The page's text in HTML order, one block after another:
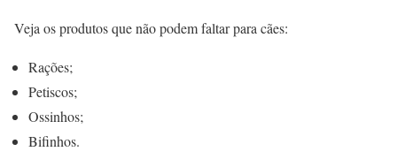
Veja os produtos que não podem faltar para cães:
Rações;
Petiscos;
Ossinhos;
Bifinhos.